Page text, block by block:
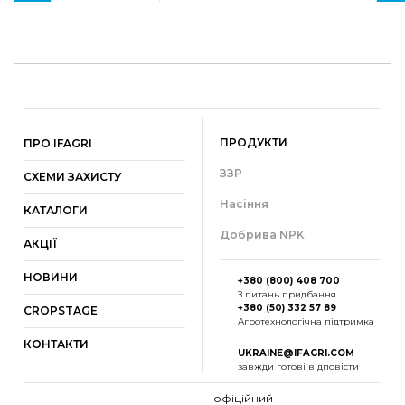
ПРО IFAGRI
СХЕМИ ЗАХИСТУ
КАТАЛОГИ
АКЦІЇ
НОВИНИ
СROPSTAGE
КОНТАКТИ
ПРОДУКТИ
ЗЗР
Насіння
Добрива NPK
+380 (800) 408 700
З питань придбання
+380 (50) 332 57 89
Агротехнологічна підтримка
UKRAINE@IFAGRI.COM
завжди готові відповісти
офіційний